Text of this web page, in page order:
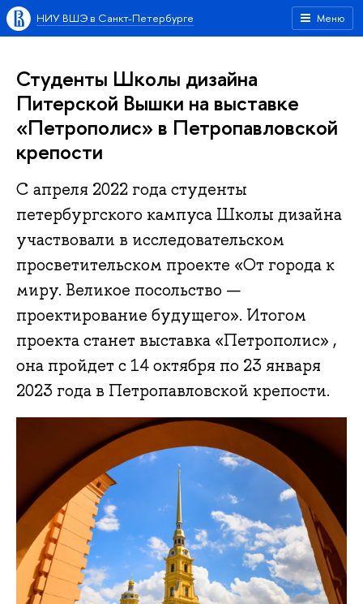
Меню
НИУ ВШЭ в Санкт-Петербурге
Студенты Школы дизайна
Питерской Вышки на выставке
«Петрополис» в Петропавловской
крепости
С апреля 2022 года студенты
петербургского кампуса Школы дизайна
участвовали в исследовательском
просветительском проекте «От города к
миру. Великое посольство —
проектирование будущего». Итогом
проекта станет выставка «Петрополис» ,
она пройдет с 14 октября по 23 января
2023 года в Петропавловской крепости.